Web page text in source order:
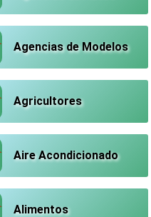
Agencias de Modelos
Agricultores
Aire Acondicionado
Alimentos